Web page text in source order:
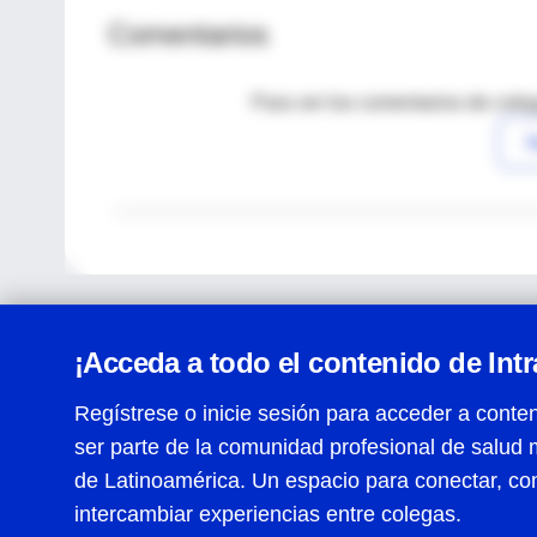
Comentarios
Para ver los comentarios de
¡Acceda a todo el contenido de
Regístrese o inicie sesión para acceder a
ser parte de la comunidad profesional de salud
de Latinoamérica. Un espacio para conectar,
intercambiar experiencias entre colegas.
Centro de Ayuda
Términos y condiciones| Políticas de privacidad